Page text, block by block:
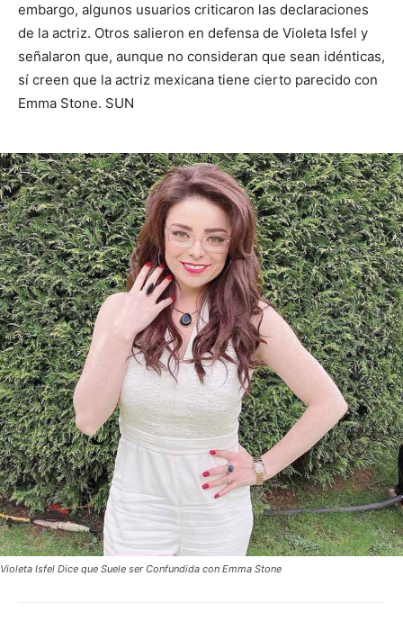
embargo, algunos usuarios criticaron las declaraciones
de la actriz. Otros salieron en defensa de Violeta Isfel y
señalaron que, aunque no consideran que sean idénticas,
sí creen que la actriz mexicana tiene cierto parecido con
Emma Stone. SUN
Violeta Isfel Dice que Suele ser Confundida con Emma Stone